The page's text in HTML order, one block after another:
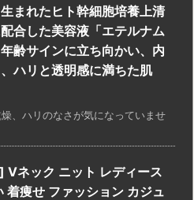
まれたヒト幹細胞培養上清
合した美容液「エテルナム
齢サインに立ち向かい、内
ハリと透明感に満ちた肌
、ハリのなさが気になっていませ
ネック ニット レディース
着痩せ ファッション カジュ